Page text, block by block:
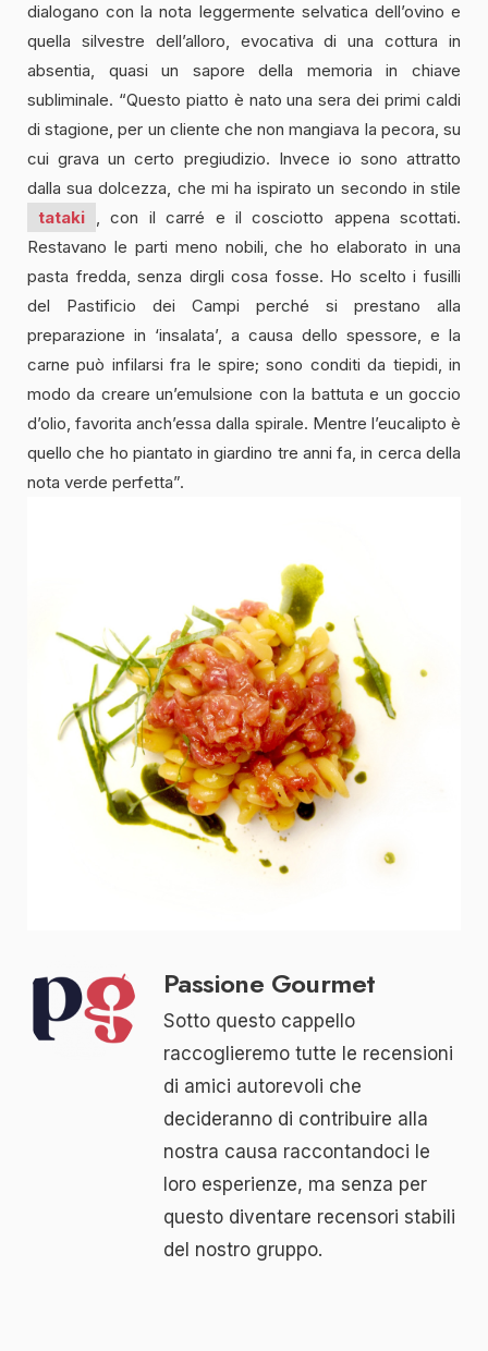
dialogano con la nota leggermente selvatica dell’ovino e
quella silvestre dell’alloro, evocativa di una cottura in
absentia, quasi un sapore della memoria in chiave
subliminale. “Questo piatto è nato una sera dei primi caldi
di stagione, per un cliente che non mangiava la pecora, su
cui grava un certo pregiudizio. Invece io sono attratto
dalla sua dolcezza, che mi ha ispirato un secondo in stile
tataki
, con il carré e il cosciotto appena scottati.
Restavano le parti meno nobili, che ho elaborato in una
pasta fredda, senza dirgli cosa fosse. Ho scelto i fusilli
del Pastificio dei Campi perché si prestano alla
preparazione in ‘insalata’, a causa dello spessore, e la
carne può infilarsi fra le spire; sono conditi da tiepidi, in
modo da creare un’emulsione con la battuta e un goccio
d’olio, favorita anch’essa dalla spirale. Mentre l’eucalipto è
quello che ho piantato in giardino tre anni fa, in cerca della
nota verde perfetta”.
Passione Gourmet
Sotto questo cappello
raccoglieremo tutte le recensioni
di amici autorevoli che
decideranno di contribuire alla
nostra causa raccontandoci le
loro esperienze, ma senza per
questo diventare recensori stabili
del nostro gruppo.